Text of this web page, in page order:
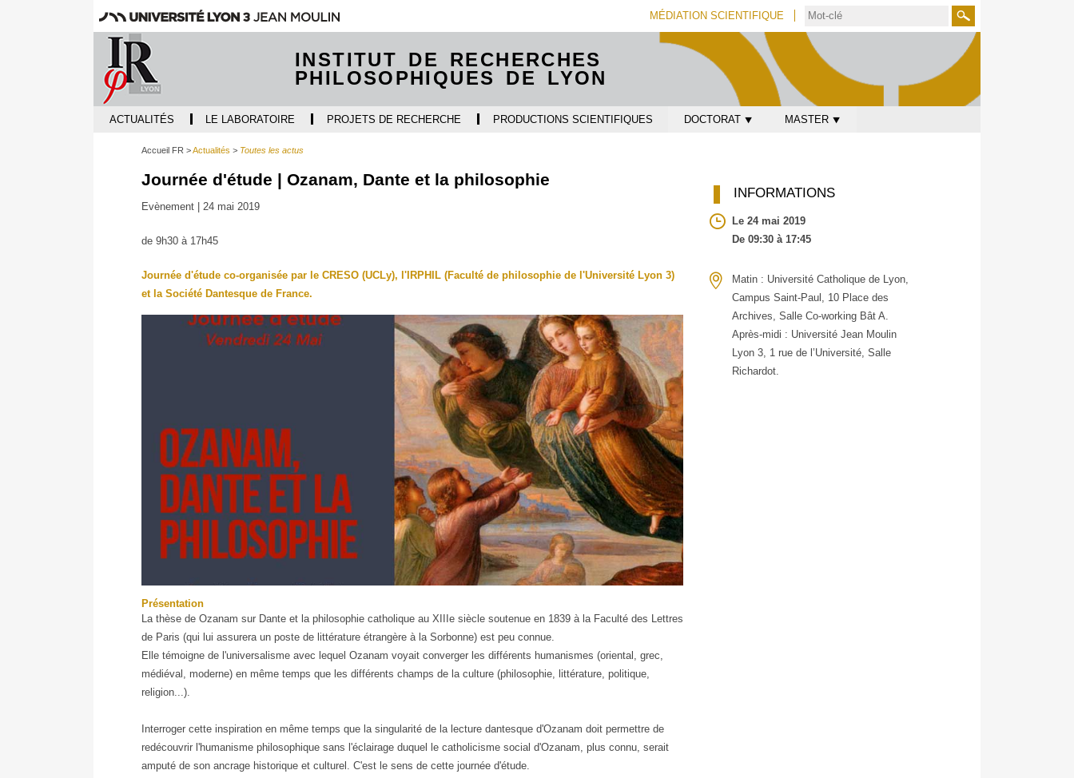
MÉDIATION SCIENTIFIQUE Rechercher
INSTITUT DE RECHERCHES
PHILOSOPHIQUES DE LYON
ACTUALITÉS LE LABORATOIRE PROJETS DE RECHERCHE PRODUCTIONS SCIENTIFIQUES DOCTORAT ⯆ MASTER ⯆
Accueil FR Actualités Toutes les actus
Journée d'étude | Ozanam, Dante et la philosophie
Evènement | 24 mai 2019
de 9h30 à 17h45
Journée d'étude co-organisée par le CRESO (UCLy), l'IRPHIL (Faculté de philosophie de l'Université Lyon 3)
et la Société Dantesque de France.
Ozanam,
Dante
et
la
philosophie
-
d'étude
24
mai
Présentation
La thèse de Ozanam sur Dante et la philosophie catholique au XIIIe siècle soutenue en 1839 à la Faculté des Lettres
de Paris (qui lui assurera un poste de littérature étrangère à la Sorbonne) est peu connue.
Elle témoigne de l'universalisme avec lequel Ozanam voyait converger les différents humanismes (oriental, grec,
médiéval, moderne) en même temps que les différents champs de la culture (philosophie, littérature, politique,
religion...).
Interroger cette inspiration en même temps que la singularité de la lecture dantesque d'Ozanam doit permettre de
redécouvrir l'humanisme philosophique sans l'éclairage duquel le catholicisme social d'Ozanam, plus connu, serait
amputé de son ancrage historique et culturel. C'est le sens de cette journée d'étude.
INFORMATIONS
Le 24 mai 2019
De 09:30 à 17:45
Matin : Université Catholique de Lyon,
Campus Saint-Paul, 10 Place des
Archives, Salle Co-working Bât A.
Après-midi : Université Jean Moulin
Lyon 3, 1 rue de l’Université, Salle
Richardot.